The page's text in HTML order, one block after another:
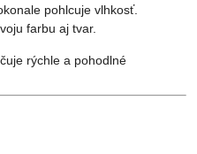
pohlcuje vlhkosť.
farbu aj tvar.
rýchle a pohodlné